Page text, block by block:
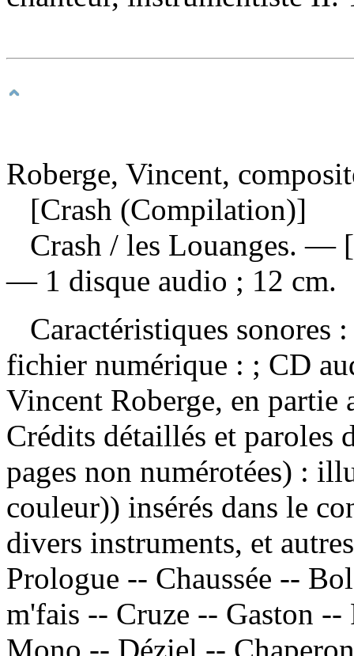
Roberge, Vincent,
[Crash (Compilation)]
Crash / les Louanges. —
— 1 disque audio ; 12 cm.
Caractéristiques sonores
fichier numérique : ; CD
Vincent Roberge, en
Crédits détaillés et paroles
pages non numérotées) :
couleur)) insérés dans le
divers instruments, et
Prologue -- Chaussée --
m'fais -- Cruze -- Gaston
Mono -- Déziel --